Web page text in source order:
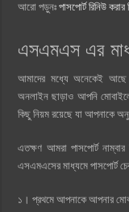
আরো পড়ুনঃপাসপোর্ট রিনিউ করার
এসএমএস এর
আমাদের মধ্যে অনেকেই আছে
অনলাইন ছাড়াও আপনি
কিছু নিয়ম রয়েছে যা আপনাকে
এতক্ষণ আমরা পাসপোর্ট
এসএমএসের মাধ্যমে পাসপোর্ট
১। প্রথমে আপনাকে আপনার